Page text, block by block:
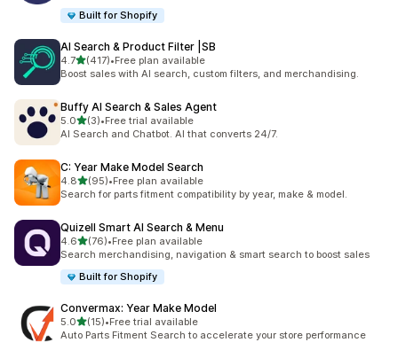
Built for Shopify
AI Search & Product Filter |SB
4.7เต็ม 5 ดาว
(417)
ทั้งหมด 417 รีวิว
•Free plan available
Boost sales with AI search, custom filters, and merchandising.
Buffy AI Search & Sales Agent
5.0เต็ม 5 ดาว
(3)
ทั้งหมด 3 รีวิว
•Free trial available
AI Search and Chatbot. AI that converts 24/7.
C: Year Make Model Search
4.8เต็ม 5 ดาว
(95)
ทั้งหมด 95 รีวิว
•Free plan available
Search for parts fitment compatibility by year, make & model.
Quizell Smart AI Search & Menu
4.6เต็ม 5 ดาว
(76)
ทั้งหมด 76 รีวิว
•Free plan available
Search merchandising, navigation & smart search to boost sales
Built for Shopify
Convermax: Year Make Model
5.0เต็ม 5 ดาว
(15)
ทั้งหมด 15 รีวิว
•Free trial available
Auto Parts Fitment Search to accelerate your store performance